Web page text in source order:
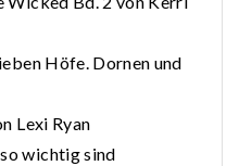
Höfe. Dornen und
Lexi Ryan
wichtig sind